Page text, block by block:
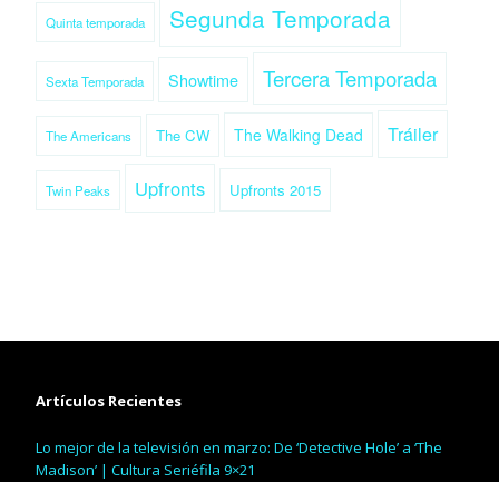
Quinta temporada Segunda Temporada
Sexta Temporada Showtime Tercera Temporada
The Americans The CW The Walking Dead Tráiler
Twin Peaks Upfronts Upfronts 2015
Artículos Recientes
Lo mejor de la televisión en marzo: De ‘Detective Hole’ a ‘The
Madison’ | Cultura Seriéfila 9×21